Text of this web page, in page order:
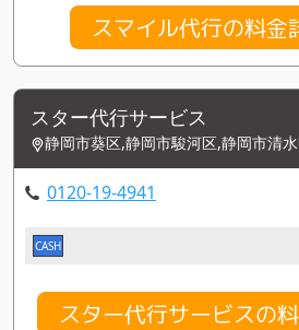
スマイル代行の料金
スター代行サービス
静岡市葵区,静岡市駿河区,静岡市清
0120-19-4941
CASH
スター代行サービスの